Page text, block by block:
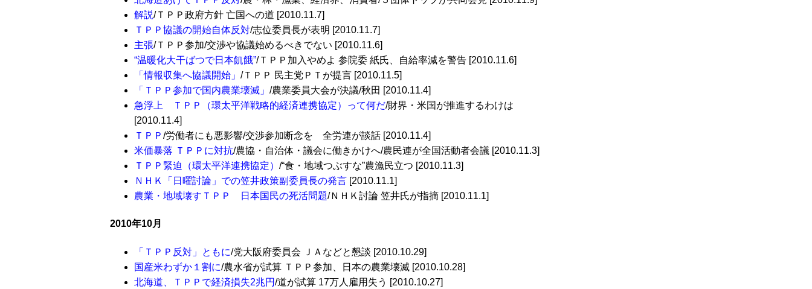
解説/ＴＰＰ政府方針 亡国への道 [2010.11.7]
ＴＰＰ協議の開始自体反対/志位委員長が表明 [2010.11.7]
主張/ＴＰＰ参加/交渉や協議始めるべきでない [2010.11.6]
“温暖化大干ばつで日本飢餓”/ＴＰＰ加入やめよ 参院委 紙氏、自給率減を警告 [2010.11.6]
「情報収集へ協議開始」 /ＴＰＰ 民主党ＰＴが提言 [2010.11.5]
「ＴＰＰ参加で国内農業壊滅」 /農業委員大会が決議/秋田 [2010.11.4]
急浮上 ＴＰＰ（環太平洋戦略的経済連携協定）って何だ/財界・米国が推進するわけは
[2010.11.4]
ＴＰＰ /労働者にも悪影響/交渉参加断念を 全労連が談話 [2010.11.4]
米価暴落 ＴＰＰに対抗/農協・自治体・議会に働きかけへ/農民連が全国活動者会議 [2010.11.3]
ＴＰＰ緊迫（環太平洋連携協定） /“食・地域つぶすな”農漁民立つ [2010.11.3]
ＮＨＫ「日曜討論」での笠井政策副委員長の発言 [2010.11.1]
農業・地域壊すＴＰＰ 日本国民の死活問題/ＮＨＫ討論 笠井氏が指摘 [2010.11.1]
2010年10月
「ＴＰＰ反対」ともに/党大阪府委員会 ＪＡなどと懇談 [2010.10.29]
国産米わずか１割に/農水省が試算 ＴＰＰ参加、日本の農業壊滅 [2010.10.28]
北海道、ＴＰＰで経済損失2兆円/道が試算 17万人雇用失う [2010.10.27]